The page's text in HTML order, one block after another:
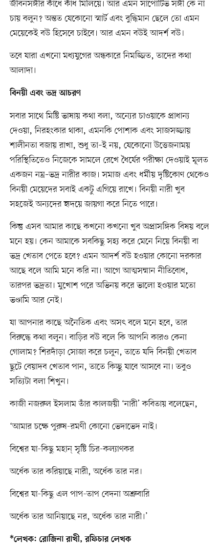
জীবনসঙ্গীর কাঁধে কাঁধ মিলিয়ে। আর এমন সাপোর্টিভ সঙ্গী কে না
চায় বলুন? অন্তত যেকোনো স্মার্ট এবং বুদ্ধিমান ছেলে তো এমন
মেয়েকেই বউ হিসেবে চাইবে। আর এমন বউই আদর্শ বউ।
তবে যারা এখনো মধ্যযুগের অন্ধকারে নিমজ্জিত, তাদের কথা
আলাদা।
বিনয়ী এবং ভদ্র আচরণ
সবার সাথে মিষ্টি ভাষায় কথা বলা, অন্যের চাওয়াকে প্রাধান্য
দেওয়া, নিরহংকার থাকা, এমনকি পোশাক এবং সাজসজ্জায়
শালীনতা বজায় রাখা, শুধু তা–ই নয়, যেকোনো উত্তেজনাময়
পরিস্থিতিতেও নিজেকে সামলে রেখে ধৈর্যের পরীক্ষা দেওয়াই মূলত
একজন নম্র–ভদ্র নারীর কাজ। সমাজ এবং ধর্মীয় দৃষ্টিকোণ থেকেও
বিনয়ী মেয়েদের সবাই একটু এগিয়ে রাখে। বিনয়ী নারী খুব
সহজেই অন্যদের হৃদয়ে জায়গা করে নিতে পারে।
কিন্তু এসব আমার কাছে কখনো কখনো খুব অপ্রাসঙ্গিক বিষয় বলে
মনে হয়। কেন আমাকে সবকিছু সহ্য করে মেনে নিয়ে বিনয়ী বা
ভদ্র খেতাব পেতে হবে? এমন আদর্শ বউ হওয়ার কোনো দরকার
আছে বলে আমি মনে করি না। আগে আত্মসম্মান নীতিবোধ,
তারপর ভদ্রতা। মুখোশ পরে অভিনয় করে ভালো হওয়ার মতো
ভণ্ডামি আর নেই।
যা আপনার কাছে অনৈতিক এবং অসৎ বলে মনে হবে, তার
বিরুদ্ধে কথা বলুন। বাড়ির বউ বলে কি আপনি কারও কেনা
গোলাম? শিরদাঁড়া সোজা করে চলুন, তাতে যদি বিনয়ী খেতাব
ছুটে বেয়াদব খেতাব পান, তাতে কিচ্ছু যাবে আসবে না। তবুও
সত্যিটা বলা শিখুন।
কাজী নজরুল ইসলাম তাঁর কালজয়ী ‘নারী’ কবিতায় বলেছেন,
‘আমার চক্ষে পুরুষ-রমণী কোনো ভেদাভেদ নাই।
বিশ্বের যা-কিছু মহান্‌ সৃষ্টি চির-কল্যাণকর
অর্ধেক তার করিয়াছে নারী, অর্ধেক তার নর।
বিশ্বের যা-কিছু এল পাপ-তাপ বেদনা অশ্রুবারি
অর্ধেক তার আনিয়াছে নর, অর্ধেক তার নারী।’
*লেখক: রোজিনা রাখী, রফিচার লেখক